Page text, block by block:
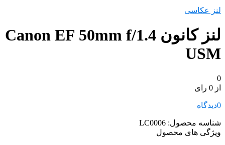
لنز عکاسی
لنز کانون Canon EF 50mm f/1.4
USM
0
از 0 رای
0دیدگاه
شناسه محصول: LC0006
ویژگی های محصول